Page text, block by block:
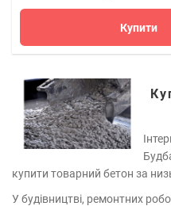
Купити
купити товарний бетон за
У будівництві, ремонтних